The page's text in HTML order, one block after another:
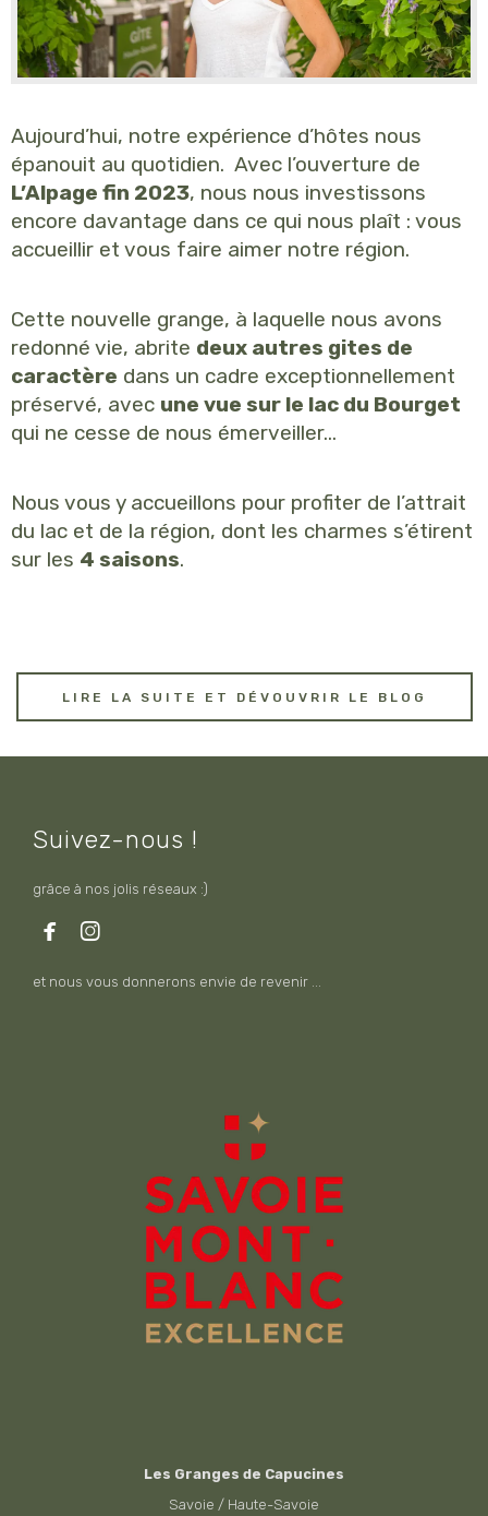
Aujourd’hui, notre expérience d’hôtes nous
épanouit au quotidien. Avec l’ouverture de
L’Alpage fin 2023, nous nous investissons
encore davantage dans ce qui nous plaît : vous
accueillir et vous faire aimer notre région.
Cette nouvelle grange, à laquelle nous avons
redonné vie, abrite deux autres gites de
caractère dans un cadre exceptionnellement
préservé, avec une vue sur le lac du Bourget
qui ne cesse de nous émerveiller…
Nous vous y accueillons pour profiter de l’attrait
du lac et de la région, dont les charmes s’étirent
sur les 4 saisons.
LIRE LA SUITE ET DÉVOUVRIR LE BLOG
Suivez-nous !
grâce à nos jolis réseaux :)
 
et nous vous donnerons envie de revenir ...
Les Granges de Capucines
Savoie / Haute-Savoie